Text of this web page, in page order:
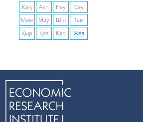
Қаң Ақп Нау
Сәу
Мам
Мау Шіл
Там
Қыр
Қаз Қар Жел